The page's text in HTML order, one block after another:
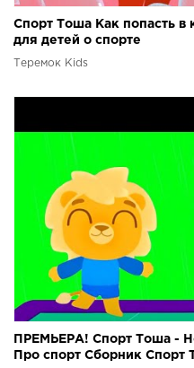
Спорт Тоша Как попасть в
для детей о спорте
Теремок Kids
ПРЕМЬЕРА! Спорт Тоша -
Про спорт Сборник Спорт